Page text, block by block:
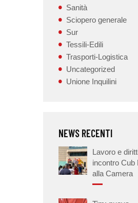
Sanità
Sciopero generale
Sur
Tessili-Edili
Trasporti-Logistica
Uncategorized
Unione Inquilini
NEWS RECENTI
Lavoro e
incontro Cub
alla Camera